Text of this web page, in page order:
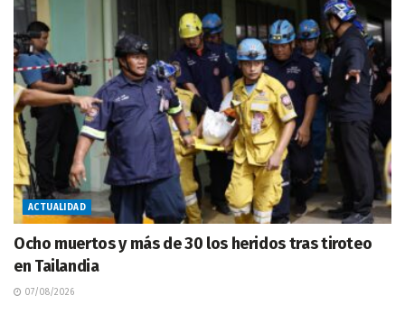
ACTUALIDAD
Ocho muertos y más de 30 los heridos tras tiroteo
en Tailandia
07/08/2026